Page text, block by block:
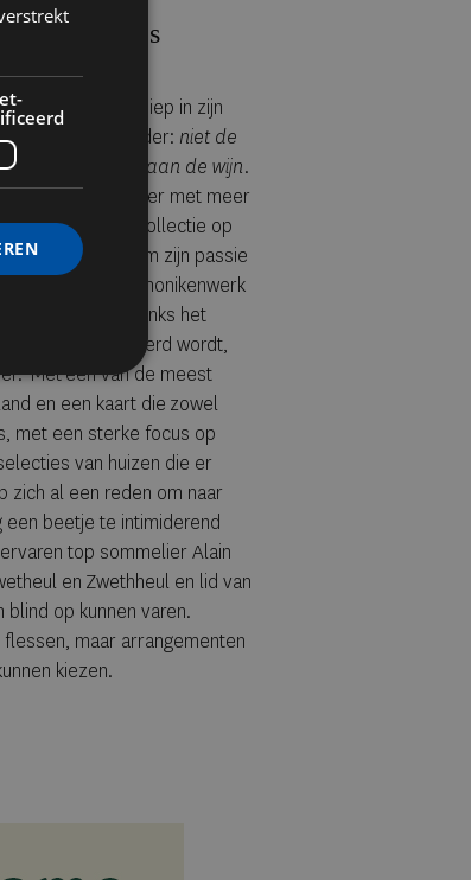
Ode aan Hollands Erfgoed
Azurite’s
kok, diep in zijn
filosofie is helder: niet de
het gerecht aan de wijn.
wijnzolder met meer
zijn volledige collectie op
eerst vinden! Om zijn passie
fles - een heus monikenwerk
label. Ondanks het
de collectie beheerd wordt,
Met één van de meest
en een kaart die zowel
met een sterke focus op
van huizen die er
zich al een reden om naar
beetje te intimiderend
top sommelier Alain
en Zwethheul en lid van
op kunnen varen.
maar arrangementen
kiezen.